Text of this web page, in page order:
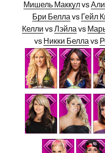
Мишель Маккулvs
Бри Белла vs Гейл
Келли vsЛэйла vs
vs Никки Белла vs